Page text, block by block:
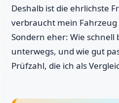
Deshalb ist die ehrlichste
verbraucht mein
Sondern eher: Wie schnell
unterwegs, und wie gut
Prüfzahl, die ich als